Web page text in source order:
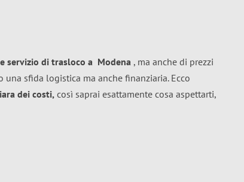
servizio di trasloco a Modena , ma anche di prezzi
una sfida logistica ma anche finanziaria. Ecco
dei costi, così saprai esattamente cosa aspettarti,